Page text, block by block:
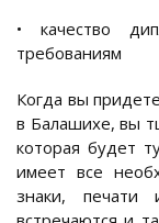
• качество
требованиям
Когда вы
в Балашихе, вы
которая будет
имеет все
знаки, печати